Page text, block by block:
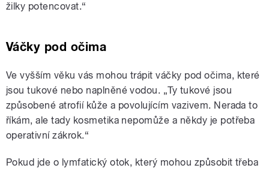
žilky potencovat.“
Váčky pod očima
Ve vyšším věku vás mohou trápit váčky pod očima, které
jsou tukové nebo naplněné vodou. „Ty tukové jsou
způsobené atrofií kůže a povolujícím vazivem. Nerada to
říkám, ale tady kosmetika nepomůže a někdy je potřeba
operativní zákrok.“
Pokud jde o lymfatický otok, který mohou způsobit třeba